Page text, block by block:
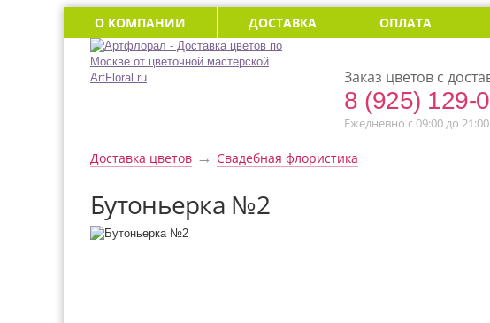
О КОМПАНИИ ДОСТАВКА ОПЛАТА
Заказ цветов с
8 (925) 129-
Ежедневно с 09:00 до 21:00
Доставка цветов → Свадебная флористика
Бутоньерка №2